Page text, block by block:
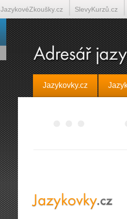
Jazykovky.cz
JazykovéZkoušky.cz SlevyKurzů.cz
Tlumočení-Překlady.cz Překládá.cz